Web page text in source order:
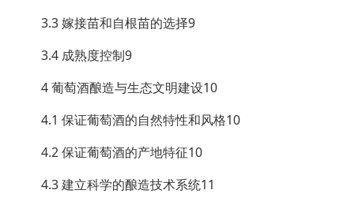
3.3 嫁接苗和自根苗的选择9
3.4 成熟度控制9
4 葡萄酒酿造与生态文明建设10
4.1 保证葡萄酒的自然特性和风格10
4.2 保证葡萄酒的产地特征10
4.3 建立科学的酿造技术系统11